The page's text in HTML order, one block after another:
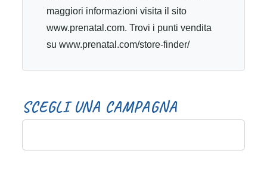
maggiori informazioni visita il sito
www.prenatal.com. Trovi i punti vendita
su www.prenatal.com/store-finder/
SCEGLI UNA CAMPAGNA